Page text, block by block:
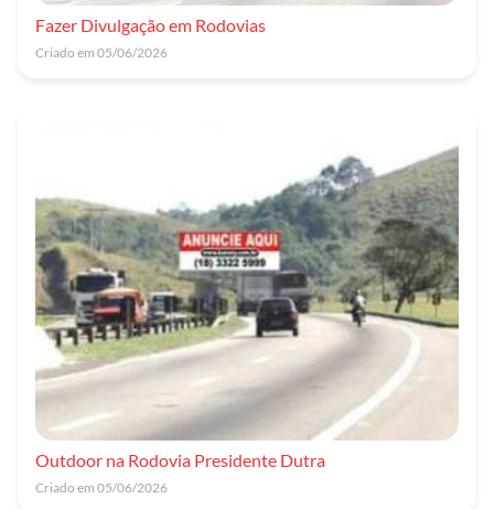
Fazer Divulgação em Rodovias
Criado em 05/06/2026
Outdoor na Rodovia Presidente Dutra
Criado em 05/06/2026